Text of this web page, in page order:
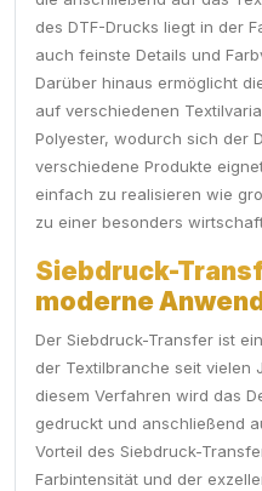
des DTF-Drucks liegt in der
auch feinste Details und
Darüber hinaus ermöglicht
auf verschiedenen
Polyester, wodurch sich der
verschiedene Produkte
einfach zu realisieren wie
zu einer besonders
Siebdruck-
moderne
Der Siebdruck-Transfer ist
der Textilbranche seit vielen
diesem Verfahren wird das
gedruckt und anschließend
Vorteil des Siebdruck-
Farbintensität und der